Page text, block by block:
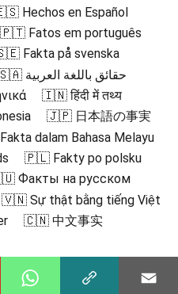
Hechos en Español
Fatos em português
Fakta på svenska
🇸🇦 حقائق باللغة العربية
🇮🇳 हिंदी में तथ्य
🇯🇵 日本語の事実
dalam Bahasa Melayu
🇵🇱 Fakty po polsku
Факты на русском
🇻🇳 Sự thật bằng tiếng Việt
🇨🇳 中文事实